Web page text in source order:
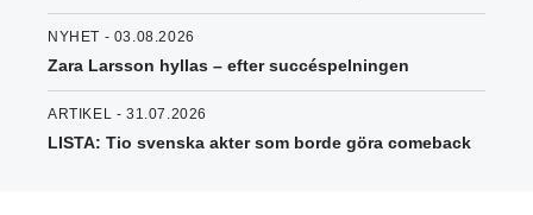
NYHET - 03.08.2026
Zara Larsson hyllas – efter succéspelningen
ARTIKEL - 31.07.2026
LISTA: Tio svenska akter som borde göra comeback